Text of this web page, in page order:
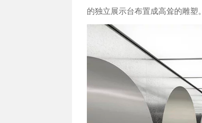
的独立展示台布置成高耸的雕塑。